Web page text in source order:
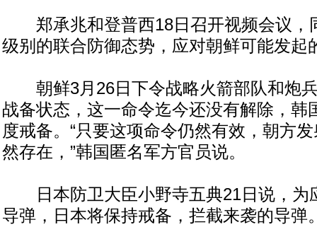
郑承兆和登普西18日召开视频会议，
级别的联合防御态势，应对朝鲜可能发起
朝鲜3月26日下令战略火箭部队和炮
战备状态，这一命令迄今还没有解除，韩
度戒备。“只要这项命令仍然有效，朝方
然存在，”韩国匿名军方官员说。
日本防卫大臣小野寺五典21日说，为
导弹，日本将保持戒备，拦截来袭的导弹